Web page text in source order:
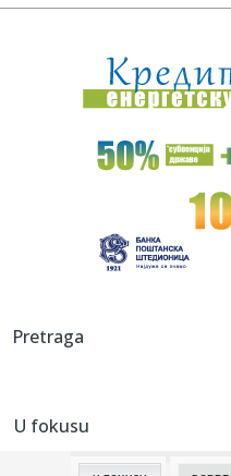
10:57:Obustavljen
u Del...
10:54:Гоф, Осака и
У Великој
10:53:Dinamo doveo
postavili u...
10:47:
Pretraga
U fokusu